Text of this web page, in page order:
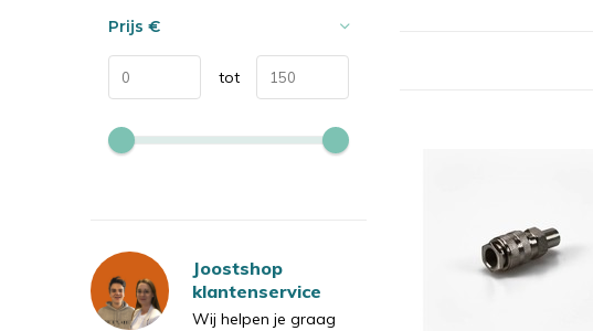
Prijs €
tot
Joostshop
klantenservice
Wij helpen je graag